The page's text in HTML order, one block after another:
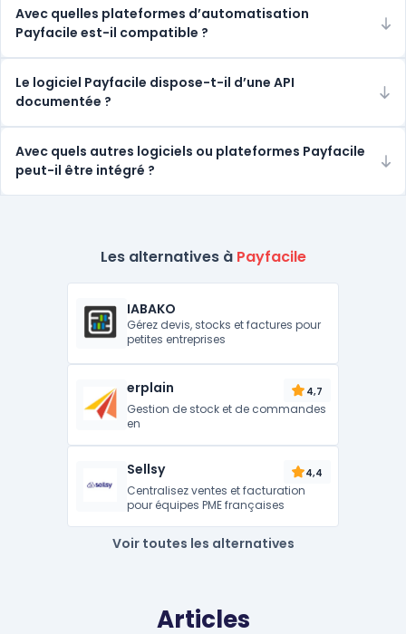
Avec quelles plateformes d’automatisation
Payfacile est-il compatible ?
Le logiciel Payfacile dispose-t-il d’une API
documentée ?
Avec quels autres logiciels ou plateformes Payfacile
peut-il être intégré ?
Les alternatives à Payfacile
IABAKO
Gérez devis, stocks et factures pour
petites entreprises
erplain 4,7
Gestion de stock et de commandes
en
Sellsy 4,4
Centralisez ventes et facturation
pour équipes PME françaises
Voir toutes les alternatives
Articles